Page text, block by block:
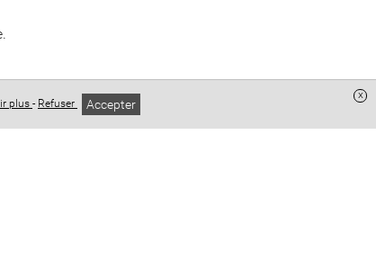
plus - Refuser Accepter
x